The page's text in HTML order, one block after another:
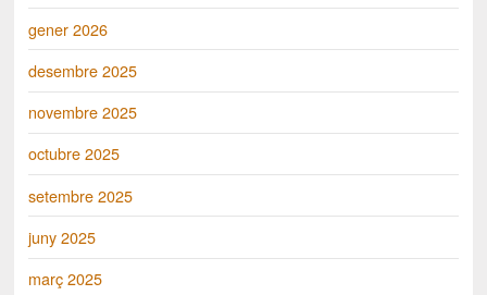
gener 2026
desembre 2025
novembre 2025
octubre 2025
setembre 2025
juny 2025
març 2025